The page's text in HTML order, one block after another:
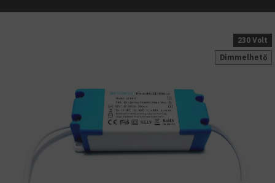
Dimmelhető
230 Volt